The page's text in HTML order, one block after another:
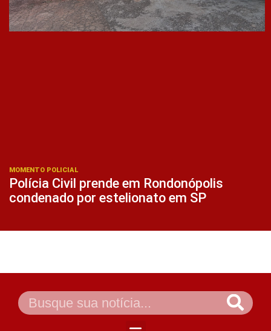
MOMENTO POLICIAL
Polícia Civil prende em Rondonópolis
condenado por estelionato em SP